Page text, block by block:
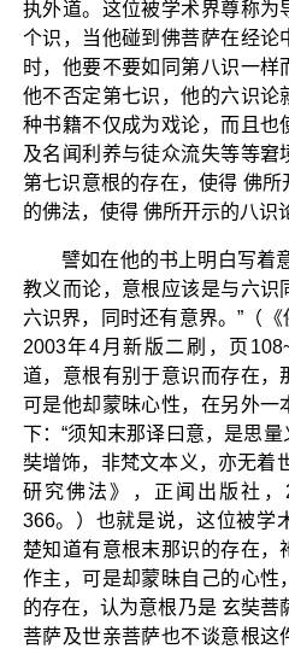
执外道。这位被学术界尊称为
个识，当他碰到佛菩萨在经论
时，他要不要如同第八识一样
他不否定第七识，他的六识论
种书籍不仅成为戏论，而且也
及名闻利养与徒众流失等等窘
第七识意根的存在，使得 佛
的佛法，使得 佛所开示的八识
譬如在他的书上明白写着
教义而论，意根应该是与六识
六识界，同时还有意界。”（《
2003年4月新版二刷，页
道，意根有别于意识而存在，
可是他却蒙昧心性，在另外一
下：“须知末那译曰意，是思
奘增饰，非梵文本义，亦无着
研究佛法》，正闻出版社
366。）也就是说，这位被学
楚知道有意根末那识的存在，
作主，可是却蒙昧自己的心性
的存在，认为意根乃是 玄奘菩
菩萨及世亲菩萨也不谈意根这